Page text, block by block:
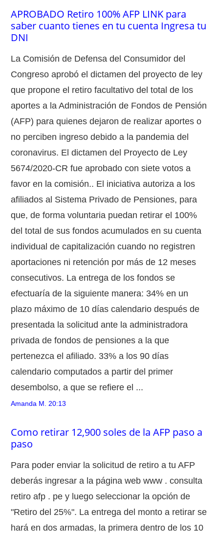
APROBADO Retiro 100% AFP LINK para
saber cuanto tienes en tu cuenta Ingresa tu
DNI
La Comisión de Defensa del Consumidor del
Congreso aprobó el dictamen del proyecto de ley
que propone el retiro facultativo del total de los
aportes a la Administración de Fondos de Pensión
(AFP) para quienes dejaron de realizar aportes o
no perciben ingreso debido a la pandemia del
coronavirus. El dictamen del Proyecto de Ley
5674/2020-CR fue aprobado con siete votos a
favor en la comisión.. El iniciativa autoriza a los
afiliados al Sistema Privado de Pensiones, para
que, de forma voluntaria puedan retirar el 100%
del total de sus fondos acumulados en su cuenta
individual de capitalización cuando no registren
aportaciones ni retención por más de 12 meses
consecutivos. La entrega de los fondos se
efectuaría de la siguiente manera: 34% en un
plazo máximo de 10 días calendario después de
presentada la solicitud ante la administradora
privada de fondos de pensiones a la que
pertenezca el afiliado. 33% a los 90 días
calendario computados a partir del primer
desembolso, a que se refiere el ...
Amanda M. 20:13
Como retirar 12,900 soles de la AFP paso a
paso
Para poder enviar la solicitud de retiro a tu AFP
deberás ingresar a la página web www . consulta
retiro afp . pe y luego seleccionar la opción de
"Retiro del 25%". La entrega del monto a retirar se
hará en dos armadas, la primera dentro de los 10